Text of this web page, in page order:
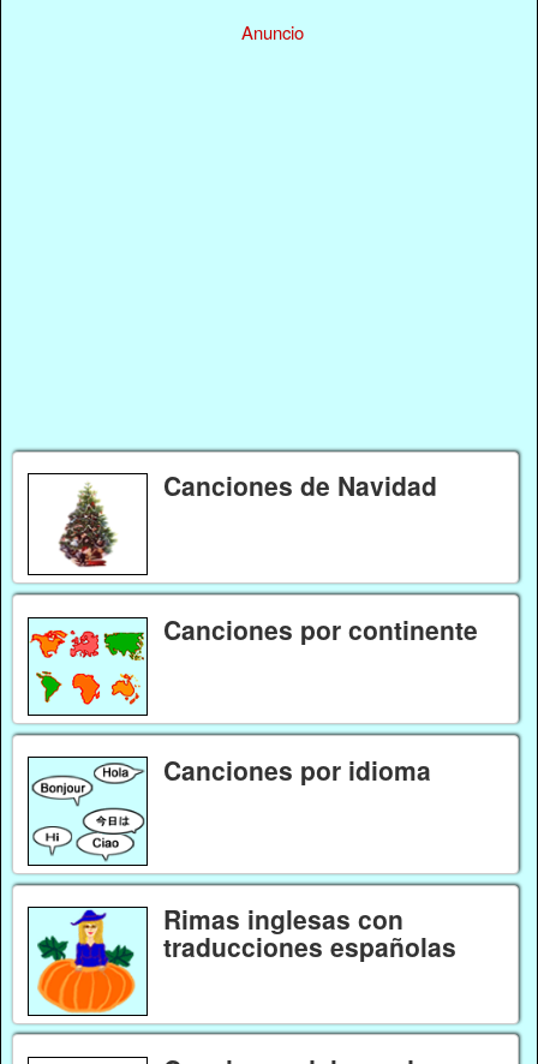
Anuncio
Canciones de Navidad
Canciones por continente
Canciones por idioma
Rimas inglesas con
traducciones españolas